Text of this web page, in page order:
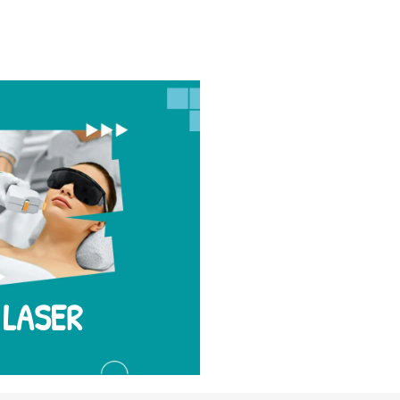
LASER
terkini, termasuk
LASER.
terbaik untuk anda